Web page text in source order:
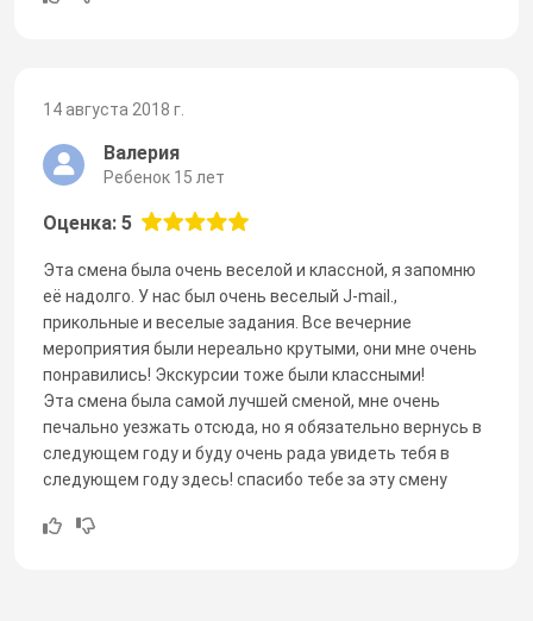
14 августа 2018 г.
Валерия
Ребенок 15 лет
Оценка: 5
Эта смена была очень веселой и классной, я запомню
её надолго. У нас был очень веселый J-mail.,
прикольные и веселые задания. Все вечерние
мероприятия были нереально крутыми, они мне очень
понравились! Экскурсии тоже были классными!
Эта смена была самой лучшей сменой, мне очень
печально уезжать отсюда, но я обязательно вернусь в
следующем году и буду очень рада увидеть тебя в
следующем году здесь! спасибо тебе за эту смену